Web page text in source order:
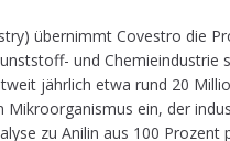
über­nimmt Cove­stro die
und
jähr­lich etwa rund 20
Mikro­or­ga­nis­mus ein, der
zu Ani­lin aus 100